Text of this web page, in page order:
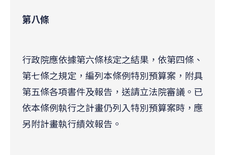
第八條
行政院應依據第六條核定之結果，依第四條、
第七條之規定，編列本條例特別預算案，附具
第五條各項書件及報告，送請立法院審議。已
依本條例執行之計畫仍列入特別預算案時，應
另附計畫執行績效報告。